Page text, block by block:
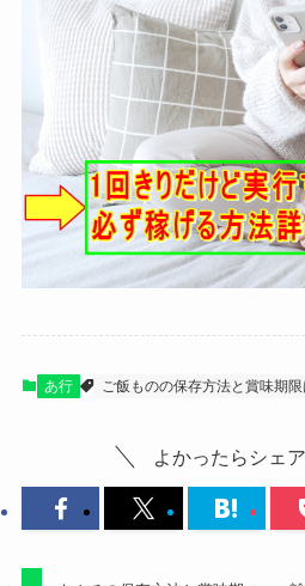
あ行 ご飯ものの保存方法と賞味期限
よかったらシェ